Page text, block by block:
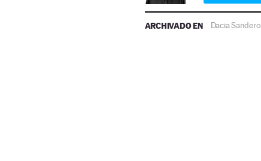
ARCHIVADO EN Dacia Sandero